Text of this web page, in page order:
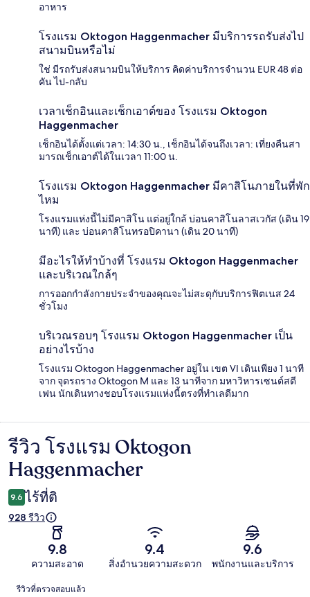
อาหาร
โรงแรม Oktogon Haggenmacher มีบริการรถรับส่งไป
สนามบินหรือไม่
ใช่ มีรถรับส่งสนามบินให้บริการ คิดค่าบริการจำนวน EUR 48 ต่อ
คัน ไป-กลับ
เวลาเช็กอินและเช็กเอาต์ของ โรงแรม Oktogon
Haggenmacher
เช็กอินได้ตั้งแต่เวลา: 14:30 น., เช็กอินได้จนถึงเวลา: เที่ยงคืนสา
มารถเช็กเอาต์ได้ในเวลา 11:00 น.
โรงแรม Oktogon Haggenmacher มีคาสิโนภายในที่พัก
ไหม
โรงแรมแห่งนี้ไม่มีคาสิโน แต่อยู่ใกล้ บ่อนคาสิโนลาสเวกัส (เดิน 19
นาที) และ บ่อนคาสิโนทรอปิคานา (เดิน 20 นาที)
มีอะไรให้ทำบ้างที่ โรงแรม Oktogon Haggenmacher
และบริเวณใกล้ๆ
การออกกำลังกายประจำของคุณจะไม่สะดุกับบริการฟิตเนส 24
ชั่วโมง
บริเวณรอบๆ โรงแรม Oktogon Haggenmacher เป็น
อย่างไรบ้าง
โรงแรม Oktogon Haggenmacher อยู่ใน เขต VI เดินเพียง 1 นาที
จาก จุดรถราง Oktogon M และ 13 นาทีจาก มหาวิหารเซนต์สตี
เฟน นักเดินทางชอบโรงแรมแห่งนี้ตรงที่ทำเลดีมาก
รีวิว
รีวิว โรงแรม Oktogon
Haggenmacher
9.6 ไร้ที่ติ
928 รีวิว
9.8
ความสะอาด
9.4
สิ่งอำนวยความสะดวก
9.6
พนักงานและบริการ
รีวิว
รีวิวที่ตรวจสอบแล้ว